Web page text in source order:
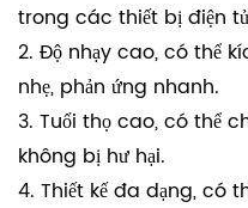
trong các thiết bị điện
2. Độ nhạy cao, có thể
nhẹ, phản ứng nhanh.
3. Tuổi thọ cao, có thể
không bị hư hại.
4. Thiết kế đa dạng, có